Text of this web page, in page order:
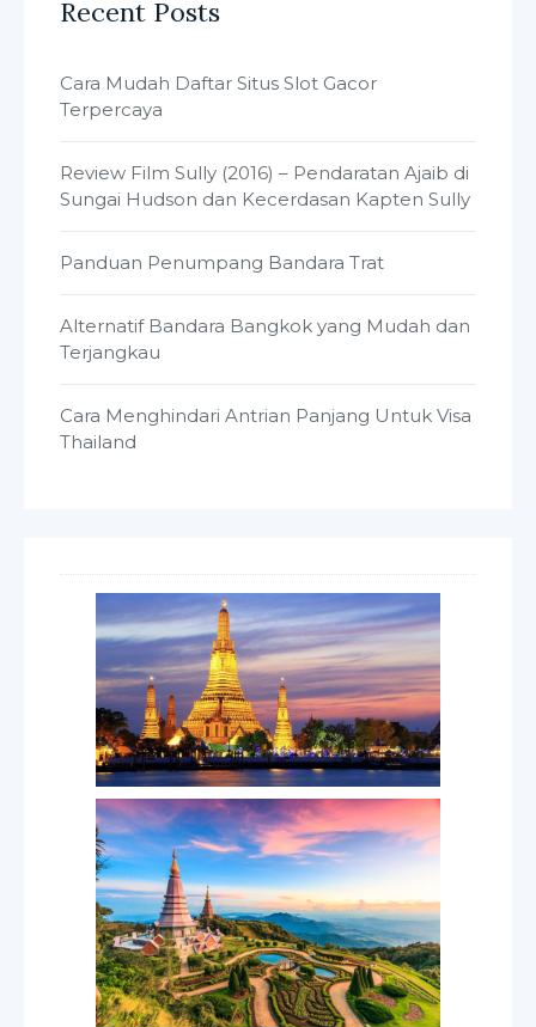
Recent Posts
Cara Mudah Daftar Situs Slot Gacor
Terpercaya
Review Film Sully (2016) – Pendaratan Ajaib di
Sungai Hudson dan Kecerdasan Kapten Sully
Panduan Penumpang Bandara Trat
Alternatif Bandara Bangkok yang Mudah dan
Terjangkau
Cara Menghindari Antrian Panjang Untuk Visa
Thailand